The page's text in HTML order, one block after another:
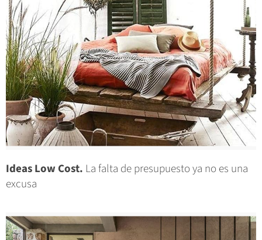
Ideas Low Cost. La falta de presupuesto ya no es una
excusa